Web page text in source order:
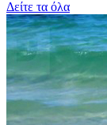
Δείτε τα όλα